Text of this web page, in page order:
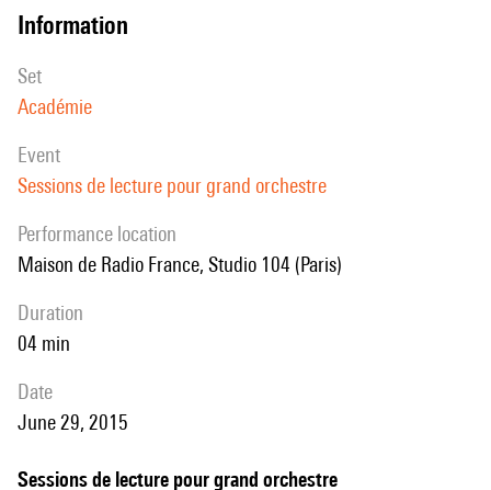
information
set
Académie
event
Sessions de lecture pour grand orchestre
performance location
Maison de Radio France, Studio 104 (Paris)
duration
04 min
date
June 29, 2015
Sessions de lecture pour grand orchestre